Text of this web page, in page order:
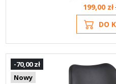
199,00 zł
DO
-70,00 zł
Nowy